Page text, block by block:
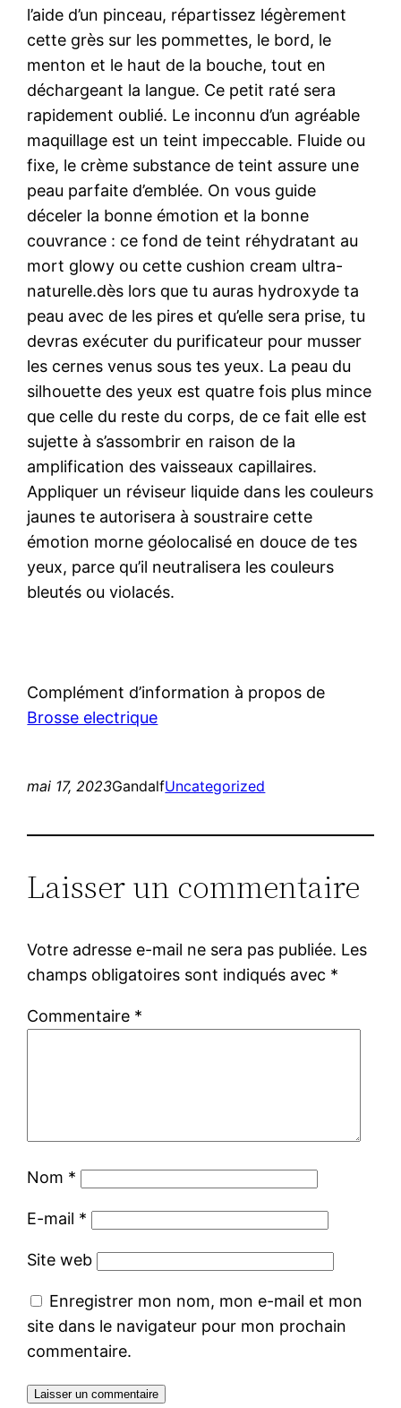
l’aide d’un pinceau, répartissez légèrement
cette grès sur les pommettes, le bord, le
menton et le haut de la bouche, tout en
déchargeant la langue. Ce petit raté sera
rapidement oublié. Le inconnu d’un agréable
maquillage est un teint impeccable. Fluide ou
fixe, le crème substance de teint assure une
peau parfaite d’emblée. On vous guide
déceler la bonne émotion et la bonne
couvrance : ce fond de teint réhydratant au
mort glowy ou cette cushion cream ultra-
naturelle.dès lors que tu auras hydroxyde ta
peau avec de les pires et qu’elle sera prise, tu
devras exécuter du purificateur pour musser
les cernes venus sous tes yeux. La peau du
silhouette des yeux est quatre fois plus mince
que celle du reste du corps, de ce fait elle est
sujette à s’assombrir en raison de la
amplification des vaisseaux capillaires.
Appliquer un réviseur liquide dans les couleurs
jaunes te autorisera à soustraire cette
émotion morne géolocalisé en douce de tes
yeux, parce qu’il neutralisera les couleurs
bleutés ou violacés.
Complément d’information à propos de
Brosse electrique
mai 17, 2023GandalfUncategorized
Laisser un commentaire
Votre adresse e-mail ne sera pas publiée. Les
champs obligatoires sont indiqués avec *
Commentaire *
Nom *
E-mail *
Site web
Enregistrer mon nom, mon e-mail et mon
site dans le navigateur pour mon prochain
commentaire.